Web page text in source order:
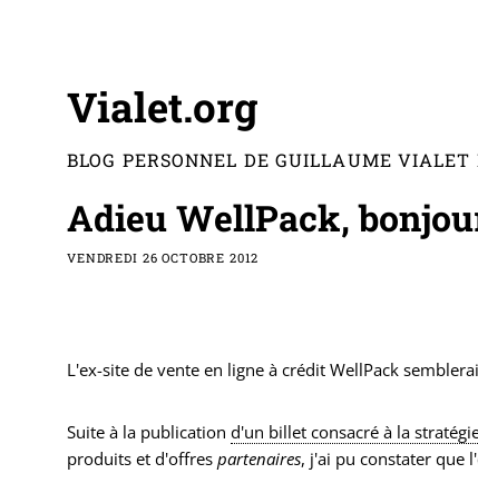
Vialet.org
BLOG PERSONNEL DE GUILLAUME
Adieu WellPack,
VENDREDI 26 OCTOBRE 2012
L'ex-site de vente en ligne à crédit WellPack
Suite à la publicationd'un billet consacré à la
produits et d'offrespartenaires, j'ai pu constater que